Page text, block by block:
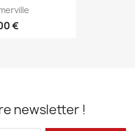
€
newsletter !